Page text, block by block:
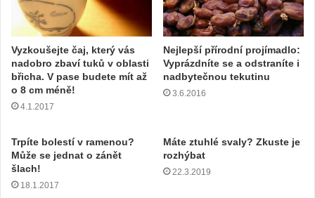
m
a
i
l
o
v
u
a
d
r
Vyzkoušejte čaj, který vás
nadobro zbaví tuků v oblasti
břicha. V pase budete mít až
o 8 cm méně!
4.1.2017
Nejlepší přírodní projímadlo:
Vyprázdníte se a odstraníte i
nadbytečnou tekutinu
3.6.2016
Trpíte bolestí v ramenou?
Může se jednat o zánět
šlach!
18.1.2017
Máte ztuhlé svaly? Zkuste je
rozhýbat
22.3.2019